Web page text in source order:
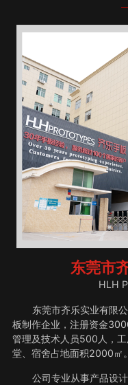
东莞市
HLH
东莞市齐乐实业有限
板制作企业，注册资金
管理及技术人员500人，
堂、宿舍占地面积2000㎡。
公司专业从事产品设